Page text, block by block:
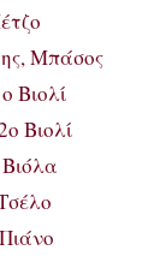
Μπάσος
Βιολί
Βιολί